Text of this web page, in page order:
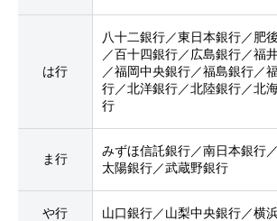
は行
八十二銀行／東日本銀行／肥
／百十四銀行／広島銀行／福
／福岡中央銀行／福島銀行／
行／北洋銀行／北陸銀行／北
行
ま行
みずほ信託銀行／南日本銀行
太陽銀行／武蔵野銀行
や行 山口銀行／山梨中央銀行／横